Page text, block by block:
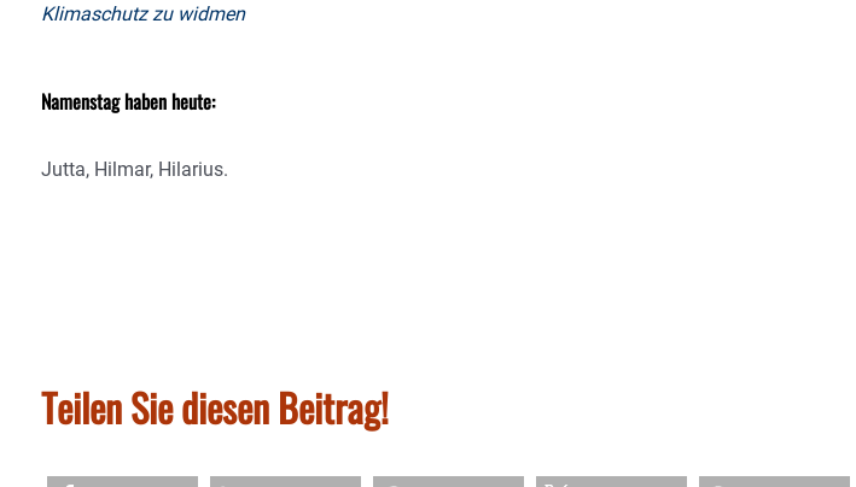
Klimaschutz zu widmen
Namenstag haben heute:
Jutta, Hilmar, Hilarius.
Teilen Sie diesen Beitrag!